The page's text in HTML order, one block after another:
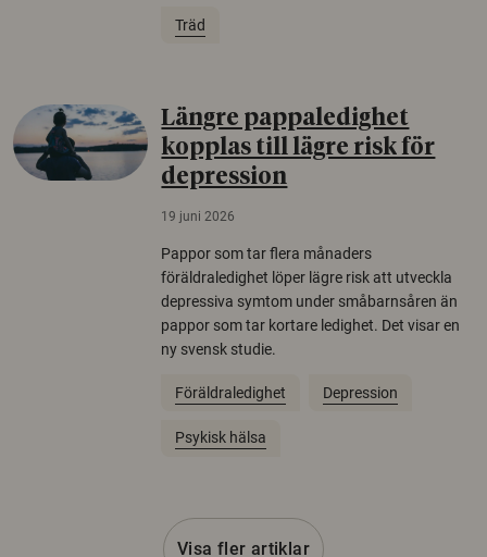
Träd
Längre pappaledighet
kopplas till lägre risk för
depression
19 juni 2026
Pappor som tar flera månaders
föräldraledighet löper lägre risk att utveckla
depressiva symtom under småbarnsåren än
pappor som tar kortare ledighet. Det visar en
ny svensk studie.
Föräldraledighet Depression
Psykisk hälsa
Visa fler artiklar